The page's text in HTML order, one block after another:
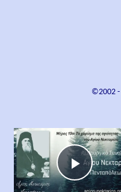
©2002 -
Play